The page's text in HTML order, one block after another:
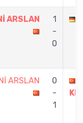
ARSLAN
1
-
0
ARSLAN
0
-
1